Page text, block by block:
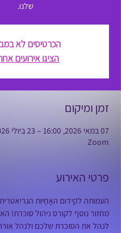
שלנו.
הכרטיסים לא
הציגו אירועים
זמן ומיקום
07 במאי 2026, 16:00 – 23 ביולי 2026, 19:15
Zoom
פרטי האירוע
העמותה לקידום האֲחָיוּת
מחזור נוסף לקורס ניהול סוכרת!
לנהל את הסוכרת שלכם ולנהל אורח